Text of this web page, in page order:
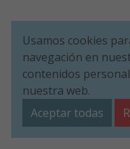
Usamos cookies
navegación en
contenidos
nuestra web.
Aceptar todas